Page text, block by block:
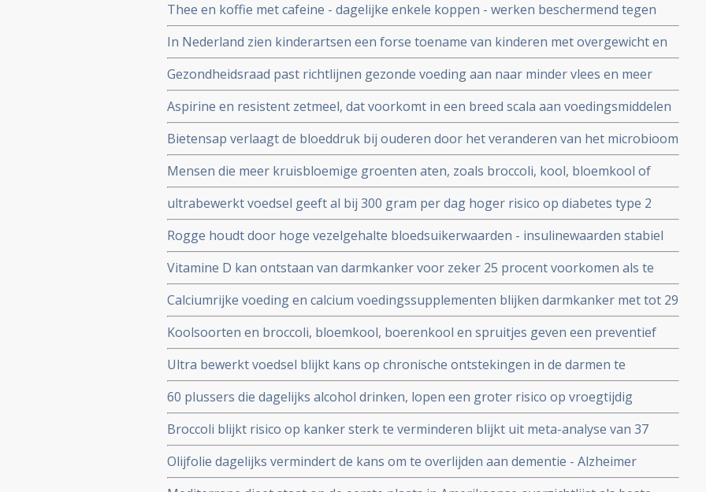
Thee en koffie met cafeine - dagelijke enkele koppen - werken beschermend tegen
ontwikkelen van Alzheimer en verbetert cognitieve functies blijkt uit 2 langjarige
studies bij 131.821 deelnemende zorgprofessionals
In Nederland zien kinderartsen een forse toename van kinderen met overgewicht en
ernstige obesitas en Nederlandse Vereniging van Kindergeneeskunde en de Gezonde
Generatie slaan alarm
Gezondheidsraad past richtlijnen gezonde voeding aan naar minder vlees en meer
plantaardige voeding met meer peulvruchten en noten
Aspirine en resistent zetmeel, dat voorkomt in een breed scala aan voedingsmiddelen
waaronder bananen voorkomt erfelijke vormen van kanker met Lynch Syndroom
Bietensap verlaagt de bloeddruk bij ouderen door het veranderen van het microbioom
in de mond
Mensen die meer kruisbloemige groenten aten, zoals broccoli, kool, bloemkool of
spruitjes, hadden een 20 procent lager risico op het krijgen van darmkanker in
vergelijking met mensen die deze groenten minder aten
ultrabewerkt voedsel geeft al bij 300 gram per dag hoger risico op diabetes type 2
ongeacht hoeveel je eet en hoe hoog je BMI is
Rogge houdt door hoge vezelgehalte bloedsuikerwaarden - insulinewaarden stabiel
en is uitstekend voedingsproduct in voorkomen van diabetes-2 en hart- en vaatziektes
Vitamine D kan ontstaan van darmkanker voor zeker 25 procent voorkomen als te
lage vitamine D waarden tijdig worden aangevuld
Calciumrijke voeding en calcium voedingssupplementen blijken darmkanker met tot 29
procent te kunnen voorkomen, bewijst de NIH-AARP Diet en Health Study na follow-
up van ruim 18 jaar copy 1
Koolsoorten en broccoli, bloemkool, boerenkool en spruitjes geven een preventief
effect bij verschillende vormen van kanker waaronder blaaskanker, darmkanker,
borstkanker en longkanker
Ultra bewerkt voedsel blijkt kans op chronische ontstekingen in de darmen te
veroorzaken die op hun beurt darmkanker laten ontstaan
60 plussers die dagelijks alcohol drinken, lopen een groter risico op vroegtijdig
overlijden, met name als gevolg van kanker of hart- en vaatziekten.
Broccoli blijkt risico op kanker sterk te verminderen blijkt uit meta-analyse van 37
studies waaronder 23 case control studies
Olijfolie dagelijks vermindert de kans om te overlijden aan dementie - Alzheimer
ongeacht voedingspatroon van de deelnemer blijkt uit 28 jarige studie onder 92 383